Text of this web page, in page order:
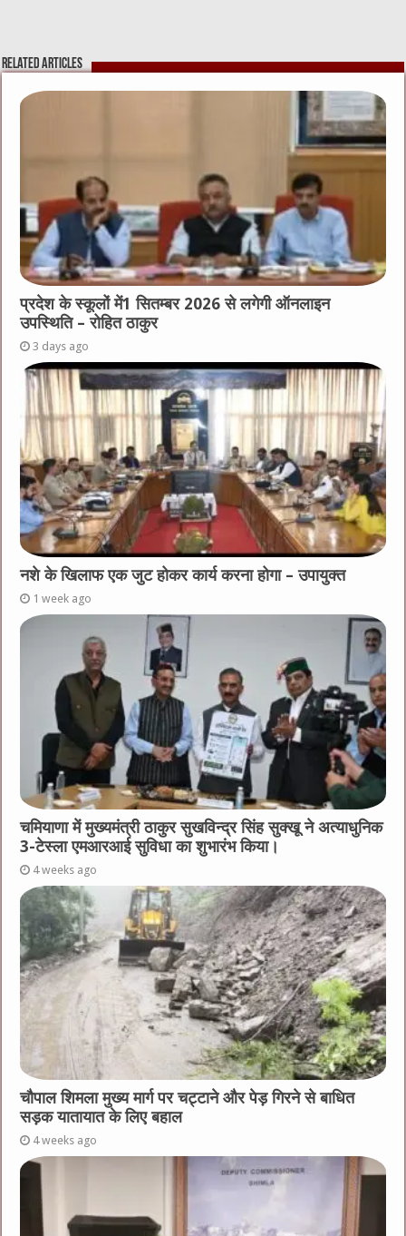
Related Articles
प्रदेश के स्कूलों में1 सितम्बर 2026 से लगेगी ऑनलाइन
उपस्थिति – रोहित ठाकुर
3 days ago
नशे के खिलाफ एक जुट होकर कार्य करना होगा – उपायुक्त
1 week ago
चमियाणा में मुख्यमंत्री ठाकुर सुखविन्द्र सिंह सुक्खू ने अत्याधुनिक
3-टेस्ला एमआरआई सुविधा का शुभारंभ किया।
4 weeks ago
चौपाल शिमला मुख्य मार्ग पर चट्टाने और पेड़ गिरने से बाधित
सड़क यातायात के लिए बहाल
4 weeks ago